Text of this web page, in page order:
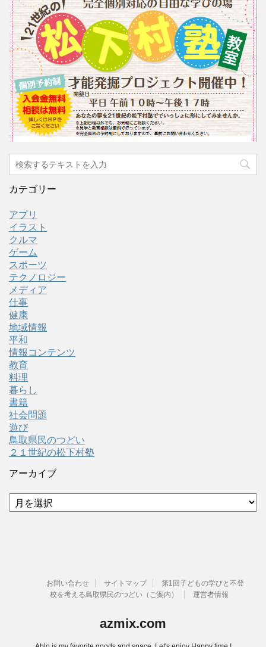
カテゴリー
アプリ
イラスト
クルマ
ゲーム
スポーツ
テクノロジー
メディア
仕事
健康
地域情報
平和
情報コンテンツ
教育
料理
暮らし
書籍
社会問題
遊び
鳥取県民のつどい
２１世紀の松下村塾
アーカイブ
ア
ー
お問い合わせ サイトマップ
第1回子どもの学びと不登
校を考える鳥取県民のつどい（ご案内）
運営者情報
azmix.com